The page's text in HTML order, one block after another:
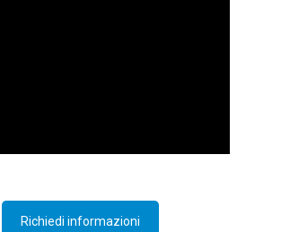
Richiedi informazioni